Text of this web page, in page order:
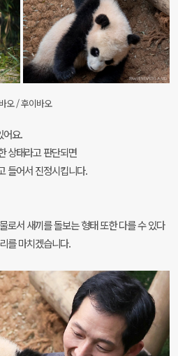
오 / 후이바오
어요.
상태라고 판단되면
들어서 진정시킵니다.
로서 새끼를 돌보는 형태 또한 다를 수 있다
를 마치겠습니다.